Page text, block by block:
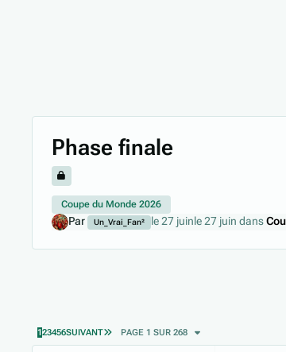
Phase finale
Coupe du Monde 2026
Par Un_Vrai_Fan² le 27 juinle 27 juin dans
123456SUIVANT DERNIÈRE PAGE
PAGE 1 SUR 268